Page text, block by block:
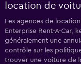
location de
Les agences de
Enterprise Rent-A-Car,
généralement une
contrôle sur les
trouver une voiture de